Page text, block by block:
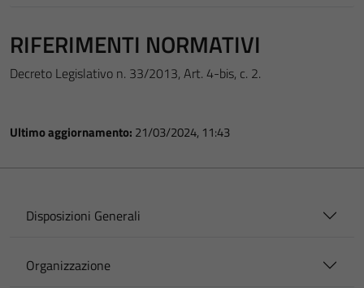
RIFERIMENTI NORMATIVI
Decreto Legislativo n. 33/2013, Art. 4-bis, c. 2.
Ultimo aggiornamento: 21/03/2024, 11:43
Disposizioni Generali
Organizzazione